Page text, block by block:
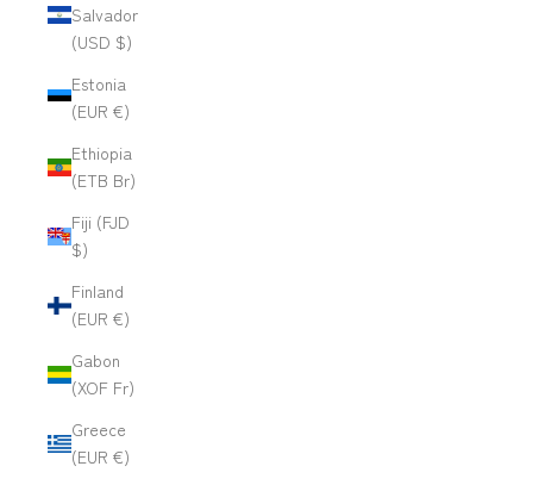
Salvador
(USD $)
Estonia
(EUR €)
Ethiopia
(ETB Br)
Fiji (FJD
$)
Finland
(EUR €)
Gabon
(XOF Fr)
Greece
(EUR €)